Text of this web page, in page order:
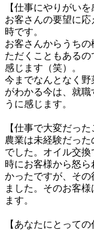
【仕事にやりがいを
お客さんの要望に
時です。
お客さんからうち
ただくこともある
感じます（笑）。
今までなんとなく
がわかる今は、就
うに感じます。
【仕事で大変だった
農業は未経験だっ
でした。オイル交
時にお客様から怒
かったですが、その
ました。そのお客
ます。
【あなたにとっての